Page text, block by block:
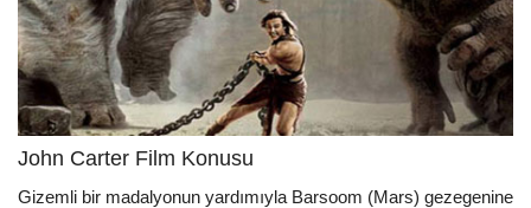
John Carter Film Konusu
Gizemli bir madalyonun yardımıyla Barsoom (Mars) gezegenine